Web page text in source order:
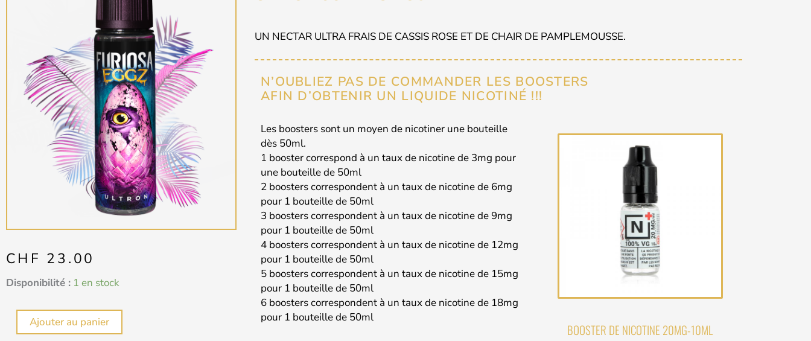
CHF 23.00
Disponibilité : 1 en stock
quantité
ULTRON
60ML
Ajouter au panier
UN NECTAR ULTRA FRAIS DE CASSIS ROSE ET DE CHAIR DE PAMPLEMOUSSE.
N’OUBLIEZ PAS DE COMMANDER LES BOOSTERS
AFIN D’OBTENIR UN LIQUIDE NICOTINÉ !!!
Les boosters sont un moyen de nicotiner une bouteille
dès 50ml.
1 booster correspond à un taux de nicotine de 3mg pour
une bouteille de 50ml
2 boosters correspondent à un taux de nicotine de 6mg
pour 1 bouteille de 50ml
3 boosters correspondent à un taux de nicotine de 9mg
pour 1 bouteille de 50ml
4 boosters correspondent à un taux de nicotine de 12mg
pour 1 bouteille de 50ml
5 boosters correspondent à un taux de nicotine de 15mg
pour 1 bouteille de 50ml
6 boosters correspondent à un taux de nicotine de 18mg
pour 1 bouteille de 50ml
BOOSTER DE NICOTINE 20MG-10ML